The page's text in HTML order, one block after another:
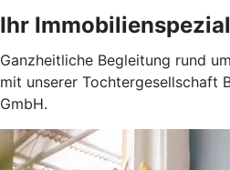
Ihr
Ganzheitliche Begleitung rund
mit unserer Tochtergesellschaft
GmbH.